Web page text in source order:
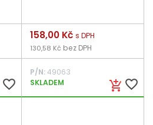
favorite_border add_shopping_cart favorite_border
Cena
158,00 Kč s DPH
130,58 Kč bez DPH
P/N:49063
SKLADEM